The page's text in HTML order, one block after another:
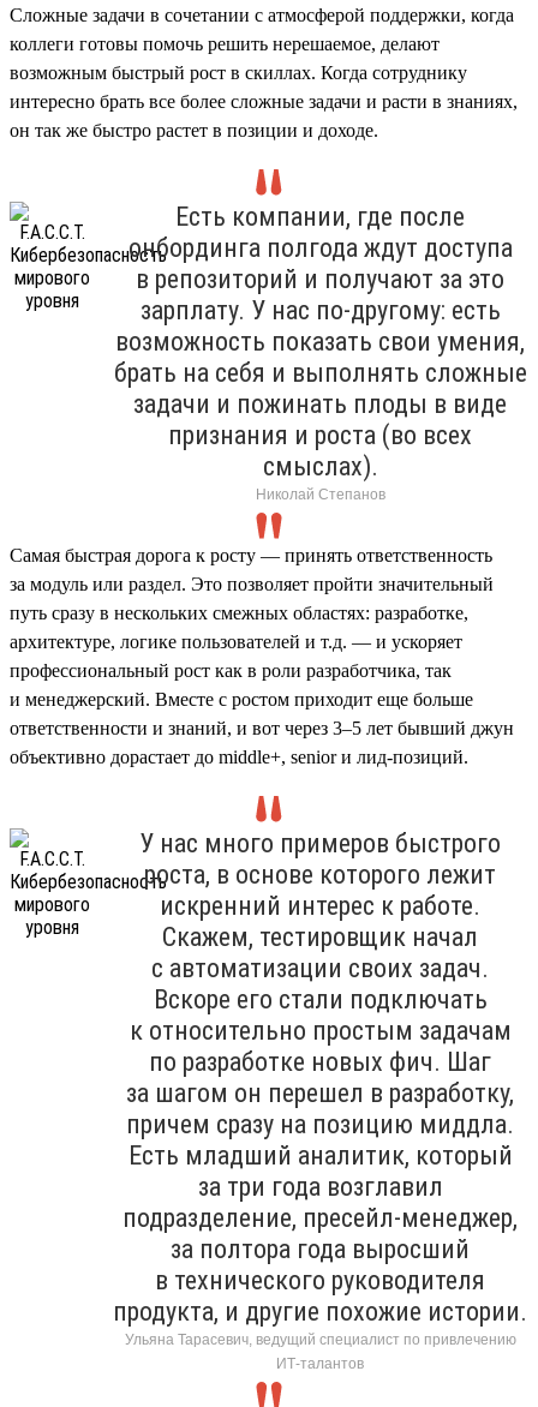
Сложные задачи в сочетании с атмосферой поддержки, когда
коллеги готовы помочь решить нерешаемое, делают
возможным быстрый рост в скиллах. Когда сотруднику
интересно брать все более сложные задачи и расти в знаниях,
он так же быстро растет в позиции и доходе.
Есть компании, где после
онбординга полгода ждут доступа
в репозиторий и получают за это
зарплату. У нас по-другому: есть
возможность показать свои умения,
брать на себя и выполнять сложные
задачи и пожинать плоды в виде
признания и роста (во всех
смыслах).
Николай Степанов
Самая быстрая дорога к росту — принять ответственность
за модуль или раздел. Это позволяет пройти значительный
путь сразу в нескольких смежных областях: разработке,
архитектуре, логике пользователей и т.д. — и ускоряет
профессиональный рост как в роли разработчика, так
и менеджерский. Вместе с ростом приходит еще больше
ответственности и знаний, и вот через 3–5 лет бывший джун
объективно дорастает до middle+, senior и лид-позиций.
У нас много примеров быстрого
роста, в основе которого лежит
искренний интерес к работе.
Скажем, тестировщик начал
с автоматизации своих задач.
Вскоре его стали подключать
к относительно простым задачам
по разработке новых фич. Шаг
за шагом он перешел в разработку,
причем сразу на позицию миддла.
Есть младший аналитик, который
за три года возглавил
подразделение, пресейл-менеджер,
за полтора года выросший
в технического руководителя
продукта, и другие похожие истории.
Ульяна Тарасевич, ведущий специалист по привлечению
ИТ-талантов